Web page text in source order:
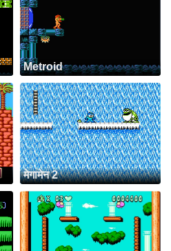
Metroid
मेगामेन 2